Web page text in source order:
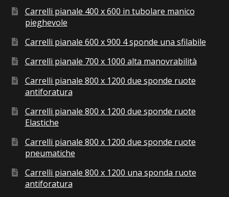
Carrelli pianale 400 x 600 in tubolare manico
pieghevole
Carrelli pianale 600 x 900 4 sponde una sfilabile
Carrelli pianale 700 x 1000 alta manovrabilità
Carrelli pianale 800 x 1200 due sponde ruote
antiforatura
Carrelli pianale 800 x 1200 due sponde ruote
Elastiche
Carrelli pianale 800 x 1200 due sponde ruote
pneumatiche
Carrelli pianale 800 x 1200 una sponda ruote
antiforatura